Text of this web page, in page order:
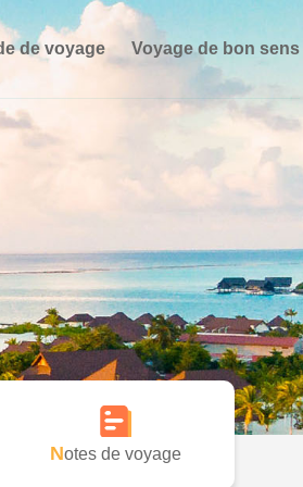
de voyage Voyage de bon sens
Notes de voyage